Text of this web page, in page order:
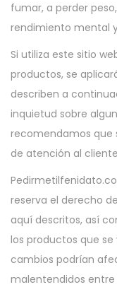
fumar, a perder
rendimiento mental
Si utiliza este sitio
productos, se
describen a
inquietud sobre
recomendamos que
de atención al
reserva el derecho
aquí descritos, así
los productos que
cambios podrían
malentendidos entre